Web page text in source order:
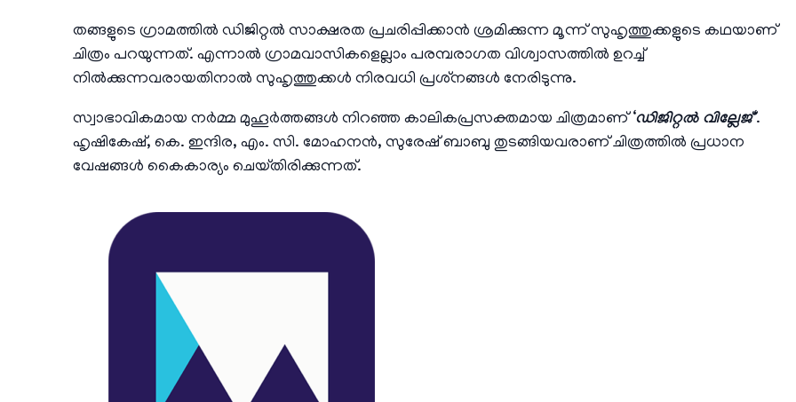
തങ്ങളുടെ ഗ്രാമത്തിൽ ഡിജിറ്റൽ സാക്ഷരത പ്രചരിപ്പിക്കാൻ ശ്രമിക്കുന്ന മൂന്ന് സുഹൃത്തുക്കളുടെ കഥയാണ്
ചിത്രം പറയുന്നത്. എന്നാൽ ഗ്രാമവാസികളെല്ലാം പരമ്പരാഗത വിശ്വാസത്തിൽ ഉറച്ച്
നിൽക്കുന്നവരായതിനാൽ സുഹൃത്തുക്കൾ നിരവധി പ്രശ്‌നങ്ങൾ നേരിടുന്നു.
സ്വാഭാവികമായ നർമ്മ മുഹൂർത്തങ്ങൾ നിറഞ്ഞ കാലികപ്രസക്തമായ ചിത്രമാണ് ‘ഡിജിറ്റൽ വില്ലേജ്‘.
ഹൃഷികേഷ്, കെ. ഇന്ദിര, എം. സി. മോഹനൻ, സുരേഷ് ബാബു തുടങ്ങിയവരാണ് ചിത്രത്തിൽ പ്രധാന
വേഷങ്ങൾ കൈകാര്യം ചെയ്‌തിരിക്കുന്നത്‌.